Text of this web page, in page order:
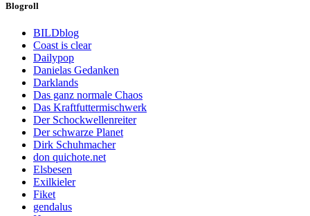
Blogroll
BILDblog
Coast is clear
Dailypop
Danielas Gedanken
Darklands
Das ganz normale Chaos
Das Kraftfuttermischwerk
Der Schockwellenreiter
Der schwarze Planet
Dirk Schuhmacher
don quichote.net
Elsbesen
Exilkieler
Fiket
gendalus